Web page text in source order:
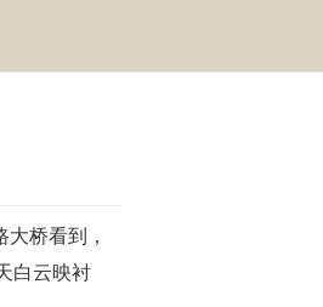
桥看到，
白云映衬